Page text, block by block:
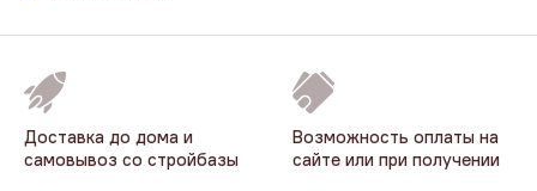
Доставка до дома и
самовывоз со стройбазы
Возможность оплаты на
сайте или при получении